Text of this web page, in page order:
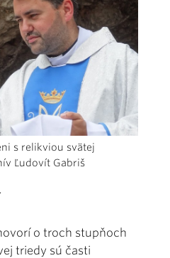
s relikviou svätej
Ľudovít Gabriš
o troch stupňoch
triedy sú časti